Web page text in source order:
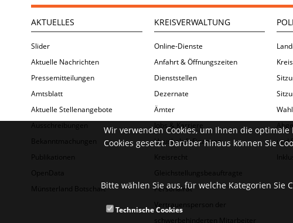
AKTUELLES
Slider
Aktuelle Nachrichten
Pressemitteilungen
Amtsblatt
Aktuelle Stellenangebote
Ausschreibungen
Bekanntmachungen
Publikationen
OpenData
Münsterland Botschaft
KREISVERWALTUNG
Online-Dienste
Anfahrt & Öffnungszeiten
Dienststellen
Dezernate
Ämter
Jobs & Karriere
Haushalt & Finanzen
Kreisrecht
Gleichstellungsbeauftragte
Personalrat
Vertrauensperson der
schwerbehinderten Mitarbeiter
und
Wir verwenden Cookies, um Ihnen die
Cookies gesetzt. Darüber hinaus können Sie
Bitte wählen Sie aus, für welche Kategorien Sie
Technische Cookies